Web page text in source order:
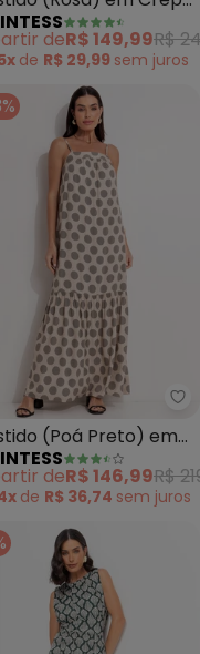
deR$ 149,99R$
de R$ 29,99 sem juros
Longo em Linho
(Poá Preto) em
Plana
deR$ 146,99R$
de R$ 36,74 sem juros